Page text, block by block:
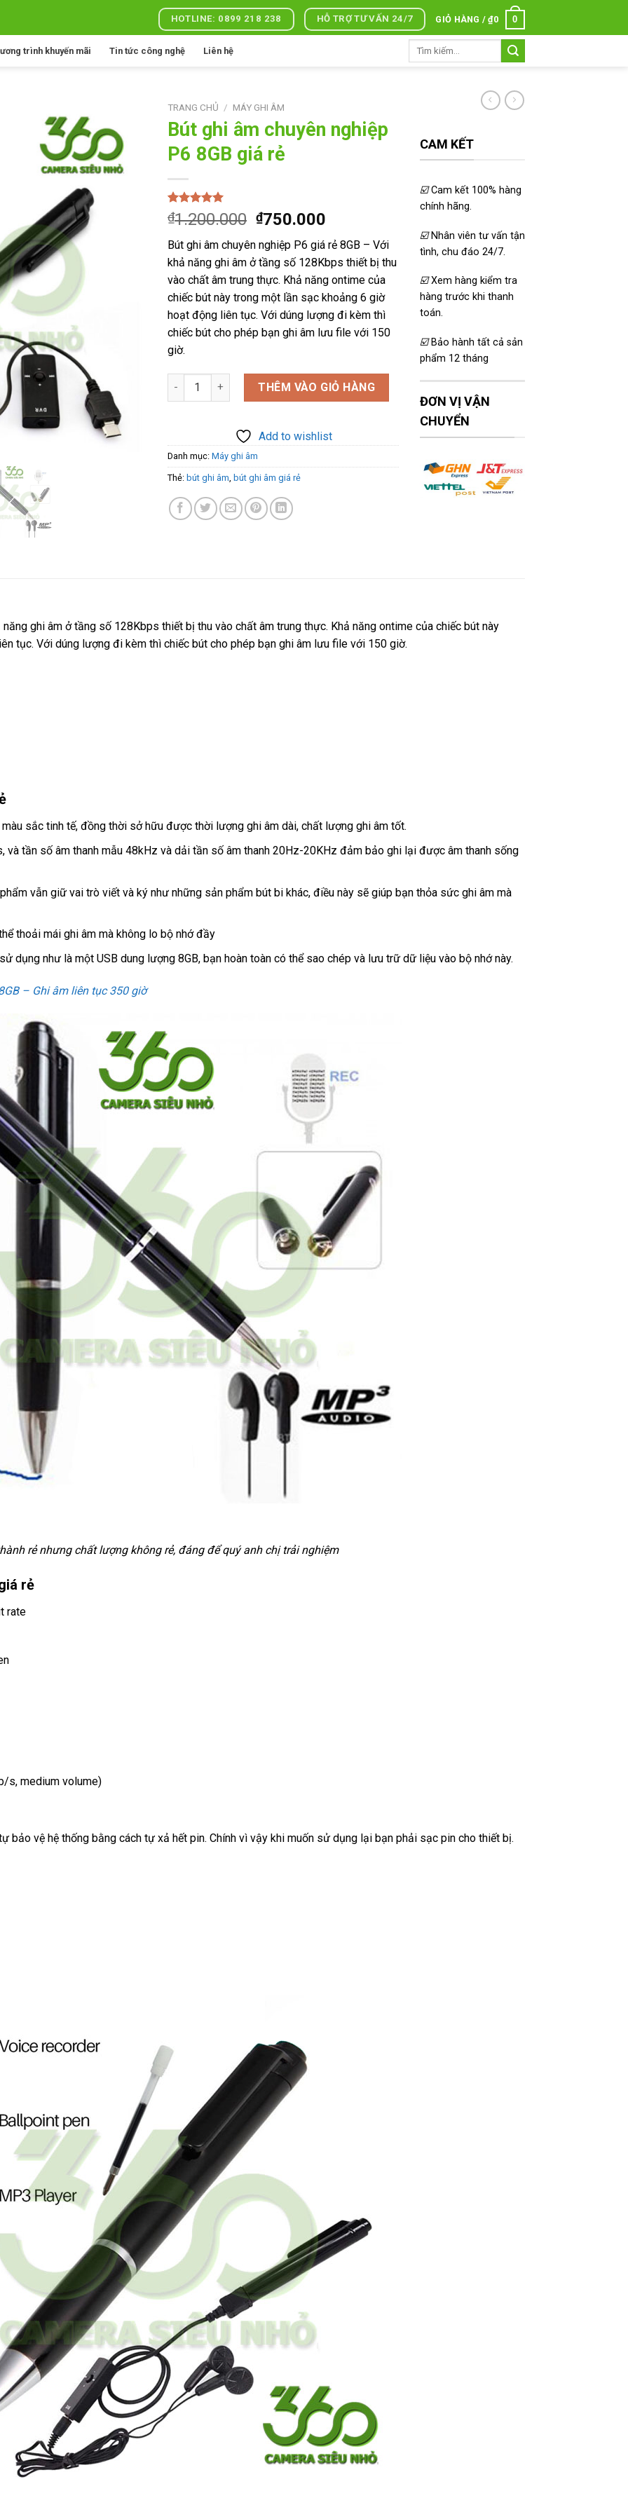
HOTLINE: 0899 218 238 HỖ TRỢ TƯ VẤN 24/7 GIỎ HÀNG /₫0 0
trình khuyến mãi Tin tức công nghệ Liên hệ
Tìm
Add to
TRANG CHỦ / MÁY GHI ÂM
Bút ghi âm chuyên nghiệp
P6 8GB giá rẻ
5.00
trên 5
dựa trên
1
₫1.200.000 Giá
gốc
là:
₫1.200.000.
₫750.000
hiện
tại
là:
₫750.000.
Bút ghi âm chuyên nghiệp P6 giá rẻ 8GB – Với
khả năng ghi âm ở tầng số 128Kbps thiết bị thu
vào chất âm trung thực. Khả năng ontime của
chiếc bút này trong một lần sạc khoảng 6 giờ
hoạt động liên tục. Với dúng lượng đi kèm thì
chiếc bút cho phép bạn ghi âm lưu file với 150
giờ.
Bút ghi âm chuyên nghiệp P6 8GB giá rẻ số lượng
THÊM VÀO GIỎ HÀNG
Add to wishlist
Danh mục: Máy ghi âm
Thẻ: bút ghi âm bút ghi âm giá rẻ
CAM KẾT
☑️Cam kết 100% hàng
chính hãng.
☑️ Nhân viên tư vấn tận
tình, chu đáo 24/7.
☑️Xem hàng kiểm tra
hàng trước khi thanh
toán.
☑️ Bảo hành tất cả sản
phẩm 12 tháng
ĐƠN VỊ VẬN
CHUYỂN
ghi âm ở tầng số 128Kbps thiết bị thu vào chất âm trung thực. Khả năng ontime của chiếc bút này
tục. Với dúng lượng đi kèm thì chiếc bút cho phép bạn ghi âm lưu file với 150 giờ.
sắc tinh tế, đồng thời sở hữu được thời lượng ghi âm dài, chất lượng ghi âm tốt.
và tần số âm thanh mẫu 48kHz và dải tần số âm thanh 20Hz-20KHz đảm bảo ghi lại được âm thanh sống
vẫn giữ vai trò viết và ký như những sản phẩm bút bi khác, điều này sẽ giúp bạn thỏa sức ghi âm mà
thoải mái ghi âm mà không lo bộ nhớ đầy
dụng như là một USB dung lượng 8GB, bạn hoàn toàn có thể sao chép và lưu trữ dữ liệu vào bộ nhớ này.
– Ghi âm liên tục 350 giờ
rẻ nhưng chất lượng không rẻ, đáng để quý anh chị trải nghiệm
rẻ
rate
s, medium volume)
bảo vệ hệ thống bằng cách tự xả hết pin. Chính vì vậy khi muốn sử dụng lại bạn phải sạc pin cho thiết bị.